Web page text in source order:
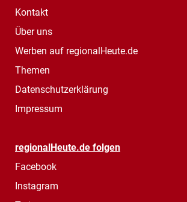
Kontakt
Über uns
Werben auf regionalHeute.de
Themen
Datenschutzerklärung
Impressum
regionalHeute.de folgen
Facebook
Instagram